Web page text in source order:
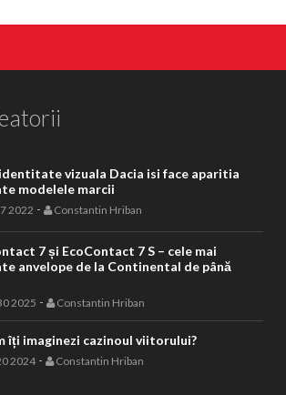
vizuala Dacia isi face aparitia
modelele marcii
2022 - Constantin Hriban
7 și EcoContact 7 S – cele mai
anvelope de la Continental de până
2025 - Constantin Hriban
îți imaginezi cazinoul viitorului?
2024- Constantin Hriban